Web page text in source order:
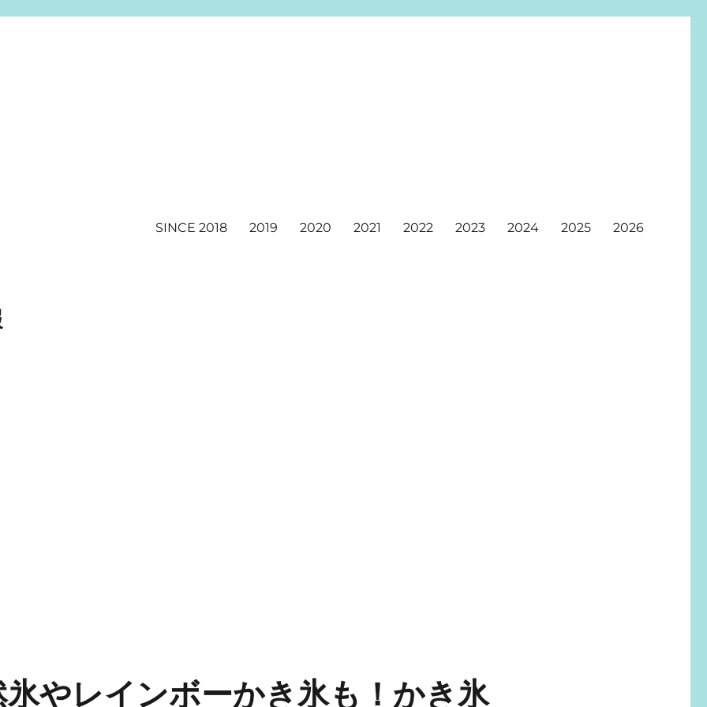
SINCE 2018 2019 2020 2021 2022 2023 2024 2025 2026
やレインボーかき氷も！かき氷